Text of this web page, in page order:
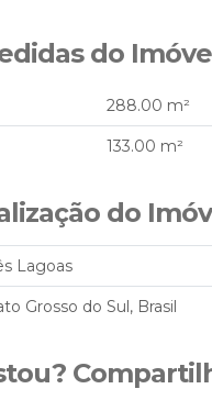
do
288.00 m²
133.00 m²
do
Lagoas
Grosso do Sul, Brasil